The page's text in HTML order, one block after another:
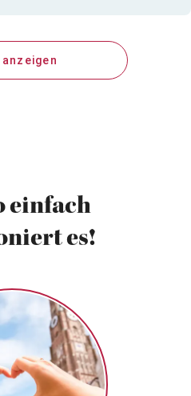
anzeigen
einfach
es!